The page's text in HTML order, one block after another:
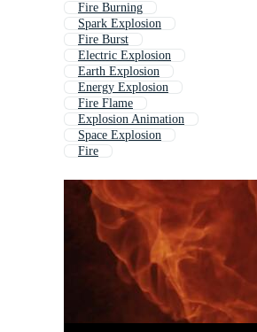
Fire Burning
Spark Explosion
Fire Burst
Electric Explosion
Earth Explosion
Energy Explosion
Fire Flame
Explosion Animation
Space Explosion
Fire